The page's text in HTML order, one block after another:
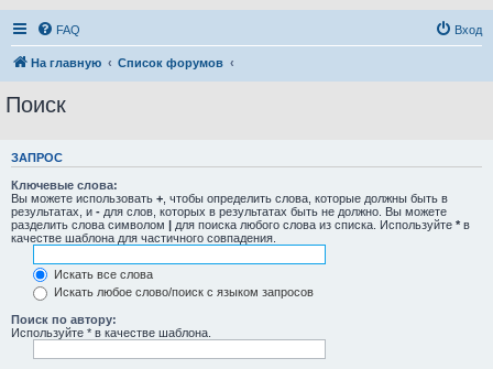
FAQ Вход
На главную Список форумов
Поиск
ЗАПРОС
Ключевые слова:
Вы можете использовать + , чтобы определить слова, которые должны быть в
результатах, и - для слов, которых в результатах быть не должно. Вы можете
разделить слова символом | для поиска любого слова из списка. Используйте * в
качестве шаблона для частичного совпадения.
Искать все слова
Искать любое слово/поиск с языком запросов
Поиск по автору:
Используйте * в качестве шаблона.